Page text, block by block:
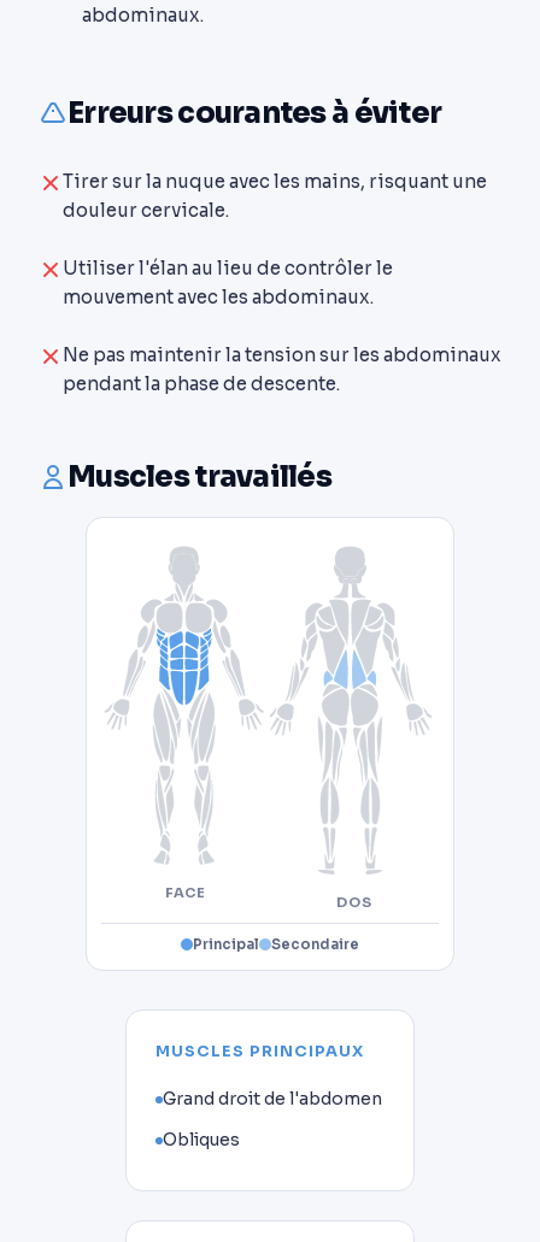
abdominaux.
Erreurs courantes à éviter
Tirer sur la nuque avec les mains, risquant une
douleur cervicale.
Utiliser l'élan au lieu de contrôler le
mouvement avec les abdominaux.
Ne pas maintenir la tension sur les abdominaux
pendant la phase de descente.
Muscles travaillés
FACE
DOS
Principal Secondaire
MUSCLES PRINCIPAUX
Grand droit de l'abdomen
Obliques